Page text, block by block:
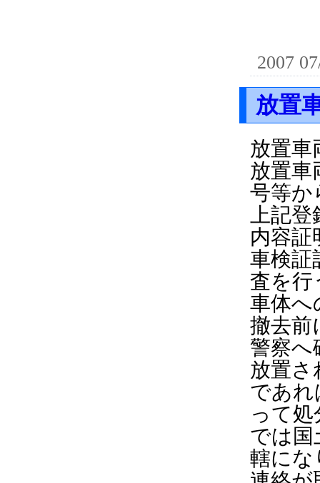
2007
放置
放置車
放置車
号等か
上記
内容証
車検証
査を行
車体へ
撤去前
警察へ
放置さ
であれ
って
では国
轄にな